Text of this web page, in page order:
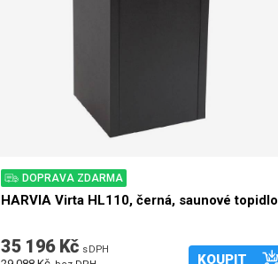
DOPRAVA ZDARMA
HARVIA Virta HL110, černá, saunové topidlo
35 196 Kč s DPH
KOUPIT